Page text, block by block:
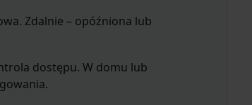
Zdalnie – opóźniona lub
dostępu. W domu lub